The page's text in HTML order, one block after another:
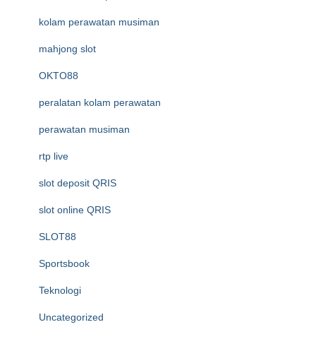
kolam perawatan musiman
mahjong slot
OKTO88
peralatan kolam perawatan
perawatan musiman
rtp live
slot deposit QRIS
slot online QRIS
SLOT88
Sportsbook
Teknologi
Uncategorized